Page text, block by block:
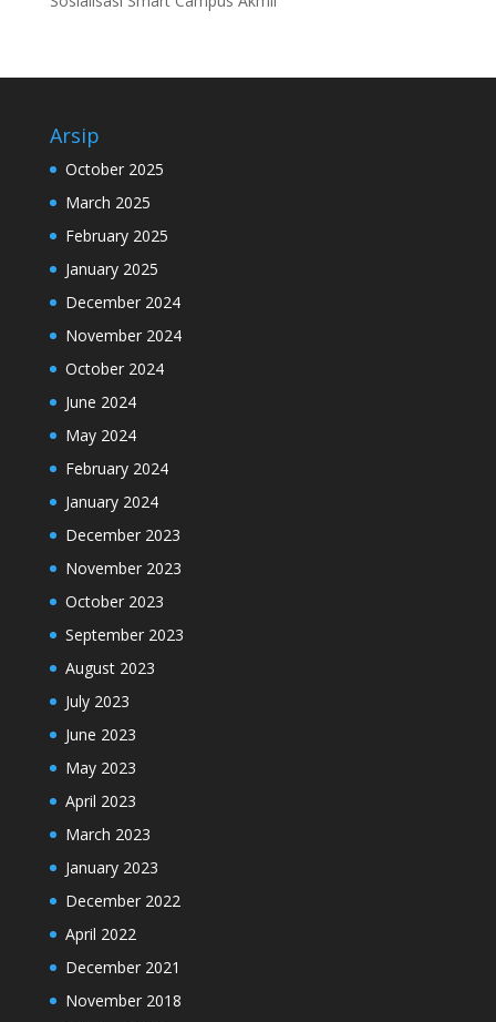
Arsip
October 2025
March 2025
February 2025
January 2025
December 2024
November 2024
October 2024
June 2024
May 2024
February 2024
January 2024
December 2023
November 2023
October 2023
September 2023
August 2023
July 2023
June 2023
May 2023
April 2023
March 2023
January 2023
December 2022
April 2022
December 2021
November 2018